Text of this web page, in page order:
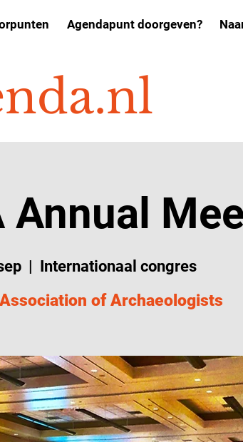
Agendapunt doorgeven?
Annual
  |
Internationaal congres
of Archaeologists